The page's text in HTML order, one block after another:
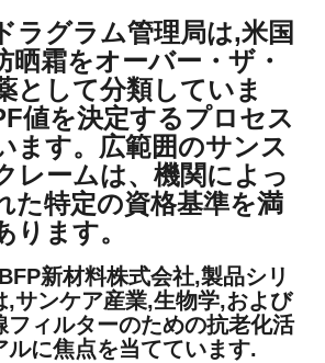
ラグラム管理局は,米国
晒霜をオーバー・ザ・
として分類していま
値を決定するプロセス
ます。広範囲のサンス
レームは、機関によっ
た特定の資格基準を満
ります。
,サンケア産業,生物学,および
フィルターのための抗老化活
ルに焦点を当てています.